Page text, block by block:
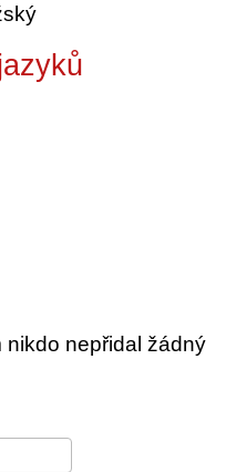
nepřidal žádný